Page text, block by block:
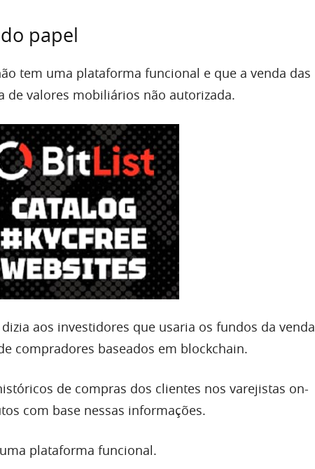
papel
tem uma plataforma funcional e que a venda das
de valores mobiliários não autorizada.
aos investidores que usaria os fundos da venda
compradores baseados em blockchain.
de compras dos clientes nos varejistas on-
com base nessas informações.
plataforma funcional.